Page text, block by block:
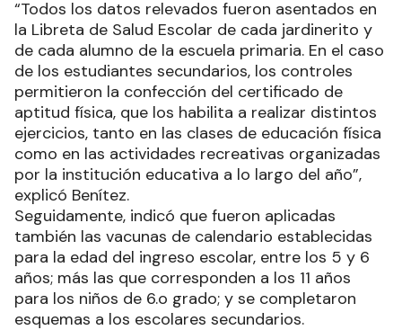
“Todos los datos relevados fueron asentados en
la Libreta de Salud Escolar de cada jardinerito y
de cada alumno de la escuela primaria. En el caso
de los estudiantes secundarios, los controles
permitieron la confección del certificado de
aptitud física, que los habilita a realizar distintos
ejercicios, tanto en las clases de educación física
como en las actividades recreativas organizadas
por la institución educativa a lo largo del año”,
explicó Benítez.
Seguidamente, indicó que fueron aplicadas
también las vacunas de calendario establecidas
para la edad del ingreso escolar, entre los 5 y 6
años; más las que corresponden a los 11 años
para los niños de 6.o grado; y se completaron
esquemas a los escolares secundarios.